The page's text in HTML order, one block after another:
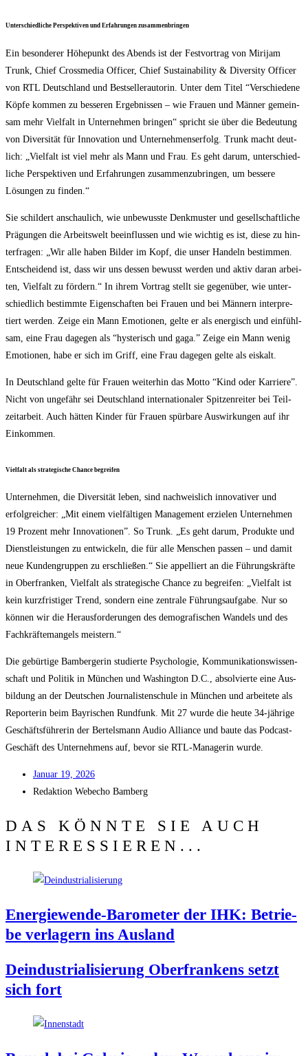
Unter­schied­li­che Per­spek­ti­ven und Erfah­run­gen zusammenbringen
Ein beson­de­rer Höhe­punkt des Abends ist der Fest­vor­trag von Miri­jam
Trunk, Chief Cross­me­dia Offi­cer, Chief Sus­taina­bi­li­ty & Diver­si­ty Offi­cer
von RTL Deutsch­land und Best­sel­ler­au­torin. Unter dem Titel “Ver­schie­de­ne
Köp­fe kom­men zu bes­se­ren Ergeb­nis­sen – wie Frau­en und Män­ner gemein­
sam mehr Viel­falt in Unter­neh­men brin­gen“ spricht sie über die Bedeu­tung
von Diver­si­tät für Inno­va­ti­on und Unter­neh­mens­er­folg. Trunk macht deut­
lich: „Viel­falt ist viel mehr als Mann und Frau. Es geht dar­um, unter­schied­
li­che Per­spek­ti­ven und Erfah­run­gen zusam­men­zu­brin­gen, um bes­se­re
Lösun­gen zu finden.“
Sie schil­dert anschau­lich, wie unbe­wuss­te Denk­mus­ter und gesell­schaft­li­che
Prä­gun­gen die Arbeits­welt beein­flus­sen und wie wich­tig es ist, die­se zu hin­
ter­fra­gen: „Wir alle haben Bil­der im Kopf, die unser Han­deln bestim­men.
Ent­schei­dend ist, dass wir uns des­sen bewusst wer­den und aktiv dar­an arbei­
ten, Viel­falt zu för­dern.“ In ihrem Vor­trag stellt sie gegen­über, wie unter­
schied­lich bestimm­te Eigen­schaf­ten bei Frau­en und bei Män­nern inter­pre­
tiert wer­den. Zei­ge ein Mann Emo­tio­nen, gel­te er als ener­gisch und ein­fühl­
sam, eine Frau dage­gen als “hys­te­risch und gaga.” Zei­ge ein Mann wenig
Emo­tio­nen, habe er sich im Griff, eine Frau dage­gen gel­te als eiskalt.
In Deutsch­land gel­te für Frau­en wei­ter­hin das Mot­to “Kind oder Kar­rie­re”.
Nicht von unge­fähr sei Deutsch­land inter­na­tio­na­ler Spit­zen­rei­ter bei Teil­
zeit­ar­beit. Auch hät­ten Kin­der für Frau­en spür­ba­re Aus­wir­kun­gen auf ihr
Einkommen.
Viel­falt als stra­te­gi­sche Chan­ce begreifen
Unter­neh­men, die Diver­si­tät leben, sind nach­weis­lich inno­va­ti­ver und
erfolg­rei­cher: „Mit einem viel­fäl­ti­gen Manage­ment erzie­len Unter­neh­men
19 Pro­zent mehr Inno­va­tio­nen”. So Trunk. „Es geht dar­um, Pro­duk­te und
Dienst­leis­tun­gen zu ent­wi­ckeln, die für alle Men­schen pas­sen – und damit
neue Kun­den­grup­pen zu erschlie­ßen.“ Sie appel­liert an die Füh­rungs­kräf­te
in Ober­fran­ken, Viel­falt als stra­te­gi­sche Chan­ce zu begrei­fen: „Viel­falt ist
kein kurz­fris­ti­ger Trend, son­dern eine zen­tra­le Füh­rungs­auf­ga­be. Nur so
kön­nen wir die Her­aus­for­de­run­gen des demo­gra­fi­schen Wan­dels und des
Fach­kräf­te­man­gels meistern.“
Die gebür­ti­ge Bam­ber­ge­rin stu­dier­te Psy­cho­lo­gie, Kom­mu­ni­ka­ti­ons­wis­sen­
schaft und Poli­tik in Mün­chen und Washing­ton D.C., absol­vier­te eine Aus­
bil­dung an der Deut­schen Jour­na­lis­ten­schu­le in Mün­chen und arbei­te­te als
Repor­te­rin beim Bay­ri­schen Rund­funk. Mit 27 wur­de die heu­te 34-jäh­ri­ge
Geschäfts­füh­re­rin der Ber­tels­mann Audio Alli­ance und bau­te das Pod­cast-
Geschäft des Unter­neh­mens auf, bevor sie RTL-Mana­ge­rin wurde.
Janu­ar 19, 2026
Redak­ti­on Web­echo Bamberg
DAS KÖNNTE SIE AUCH
INTERESSIEREN...
Ener­gie­wen­de-Baro­me­ter der IHK: Betrie­
be ver­la­gern ins Ausland
Deindus­tria­li­sie­rung Ober­fran­kens setzt
sich fort